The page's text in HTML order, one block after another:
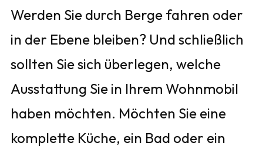
Werden Sie durch Berge fahren oder
in der Ebene bleiben? Und schließlich
sollten Sie sich überlegen, welche
Ausstattung Sie in Ihrem Wohnmobil
haben möchten. Möchten Sie eine
komplette Küche, ein Bad oder ein